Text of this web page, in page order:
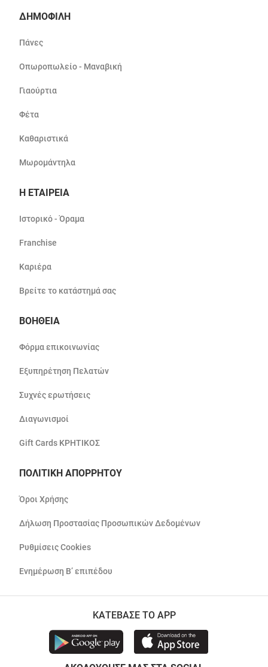
ΔΗΜΟΦΙΛΗ
Πάνες
Οπωροπωλείο - Μαναβική
Γιαούρτια
Φέτα
Καθαριστικά
Μωρομάντηλα
Η ΕΤΑΙΡΕΙΑ
Ιστορικό - Όραμα
Franchise
Καριέρα
Βρείτε το κατάστημά σας
ΒΟΗΘΕΙΑ
Φόρμα επικοινωνίας
Εξυπηρέτηση Πελατών
Συχνές ερωτήσεις
Διαγωνισμοί
Gift Cards ΚΡΗΤΙΚΟΣ
ΠΟΛΙΤΙΚΗ ΑΠΟΡΡΗΤΟΥ
Όροι Χρήσης
Δήλωση Προστασίας Προσωπικών Δεδομένων
Ρυθμίσεις Cookies
Ενημέρωση Β’ επιπέδου
ΚΑΤΕΒΑΣΕ ΤΟ APP